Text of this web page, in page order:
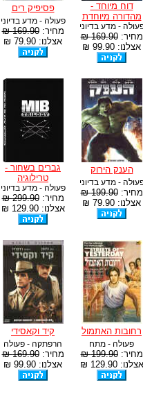
דוח מיוחד -
מהדורה מיוחדת
- מדע בדיוני
מחיר:169.90 ₪
אצלנו: 99.90 ₪
פסיפיק רים
פעולה - מדע בדיוני
מחיר:169.90 ₪
אצלנו: 79.90 ₪
הענק הירוק
- מדע בדיוני
מחיר:199.90 ₪
אצלנו: 79.90 ₪
גברים בשחור -
טרילוגיה
פעולה - מדע בדיוני
מחיר:299.90 ₪
אצלנו: 129.90 ₪
רחובות האתמול
פעולה - מתח
מחיר:199.90 ₪
אצלנו: 129.90 ₪
קיד וקאסידי
הרפתקה - פעולה
מחיר:169.90 ₪
אצלנו: 99.90 ₪